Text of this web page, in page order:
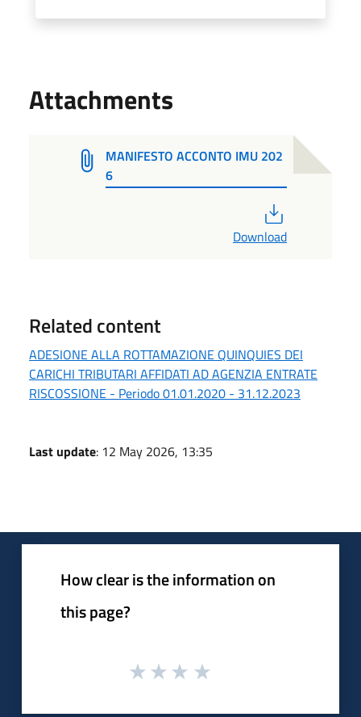
Attachments
MANIFESTO ACCONTO IMU 202
6
Download
Related content
ADESIONE ALLA ROTTAMAZIONE QUINQUIES DEI
CARICHI TRIBUTARI AFFIDATI AD AGENZIA ENTRATE
RISCOSSIONE - Periodo 01.01.2020 - 31.12.2023
Last update: 12 May 2026, 13:35
How clear is the information on
this page?